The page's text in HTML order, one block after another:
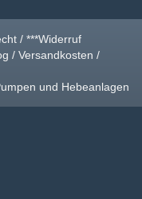
/ ***Widerruf
/ Versandkosten /
und Hebeanlagen